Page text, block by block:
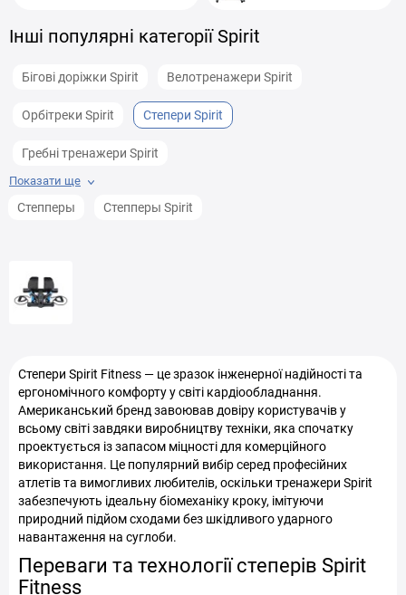
Інші популярні категорії Spirit
Бігові доріжки Spirit Велотренажери Spirit
Орбітреки Spirit Степери Spirit
Гребні тренажери Spirit
Показати ще
Степперы Степперы Spirit
Степери Spirit Fitness — це зразок інженерної надійності та
ергономічного комфорту у світі кардіообладнання.
Американський бренд завоював довіру користувачів у
всьому світі завдяки виробництву техніки, яка спочатку
проектується із запасом міцності для комерційного
використання. Це популярний вибір серед професійних
атлетів та вимогливих любителів, оскільки тренажери Spirit
забезпечують ідеальну біомеханіку кроку, імітуючи
природний підйом сходами без шкідливого ударного
навантаження на суглоби.
Переваги та технології степерів Spirit
Fitness